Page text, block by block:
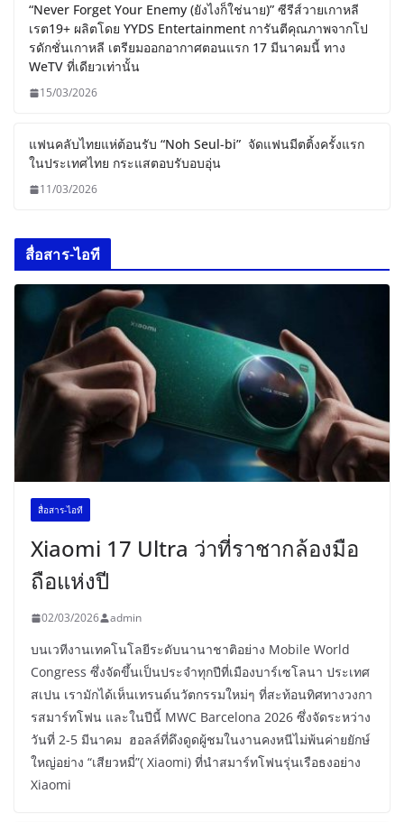
“Never Forget Your Enemy (ยังไงก็ใช่นาย)” ซีรีส์วายเกาหลี
เรต19+ ผลิตโดย YYDS Entertainment การันตีคุณภาพจากโป
รดักชั่นเกาหลี เตรียมออกอากาศตอนแรก 17 มีนาคมนี้ ทาง
WeTV ที่เดียวเท่านั้น
15/03/2026
แฟนคลับไทยแห่ต้อนรับ “Noh Seul-bi” จัดแฟนมีตติ้งครั้งแรก
ในประเทศไทย กระแสตอบรับอบอุ่น
11/03/2026
สื่อสาร-ไอที
สื่อสาร-ไอที
Xiaomi 17 Ultra ว่าที่ราชากล้องมือ
ถือแห่งปี
02/03/2026 admin
บนเวทีงานเทคโนโลยีระดับนานาชาติอย่าง Mobile World
Congress ซึ่งจัดขึ้นเป็นประจำทุกปีที่เมืองบาร์เซโลนา ประเทศ
สเปน เรามักได้เห็นเทรนด์นวัตกรรมใหม่ๆ ที่สะท้อนทิศทางวงกา
รสมาร์ทโฟน และในปีนี้ MWC Barcelona 2026 ซึ่งจัดระหว่าง
วันที่ 2-5 มีนาคม ฮอลล์ที่ดึงดูดผู้ชมในงานคงหนีไม่พ้นค่ายยักษ์
ใหญ่อย่าง “เสียวหมี่”( Xiaomi) ที่นำสมาร์ทโฟนรุ่นเรือธงอย่าง
Xiaomi